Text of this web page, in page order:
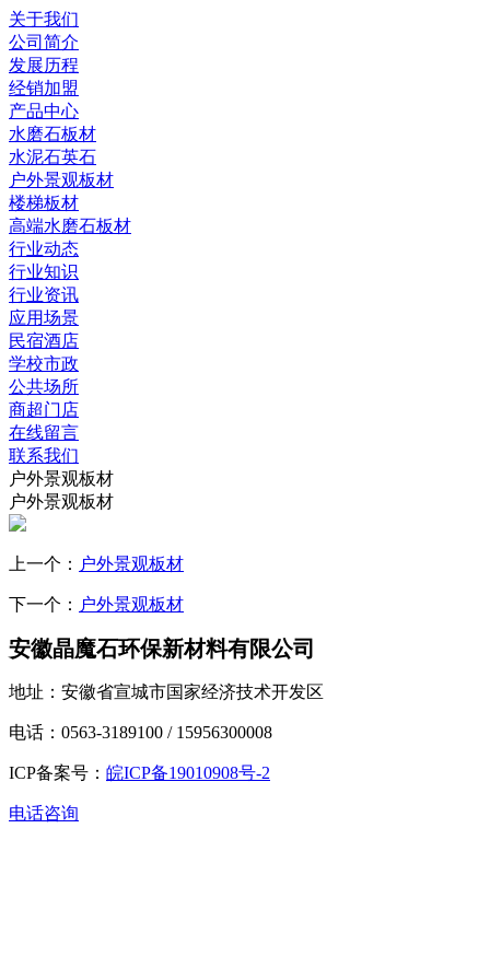
关于我们
公司简介
发展历程
经销加盟
产品中心
水磨石板材
水泥石英石
户外景观板材
楼梯板材
高端水磨石板材
行业动态
行业知识
行业资讯
应用场景
民宿酒店
学校市政
公共场所
商超门店
在线留言
联系我们
户外景观板材
户外景观板材
上一个： 户外景观板材
下一个： 户外景观板材
安徽晶魔石环保新材料有限公司
地址：安徽省宣城市国家经济技术开发区
电话：0563-3189100 / 15956300008
ICP备案号： 皖ICP备19010908号-2
电话咨询